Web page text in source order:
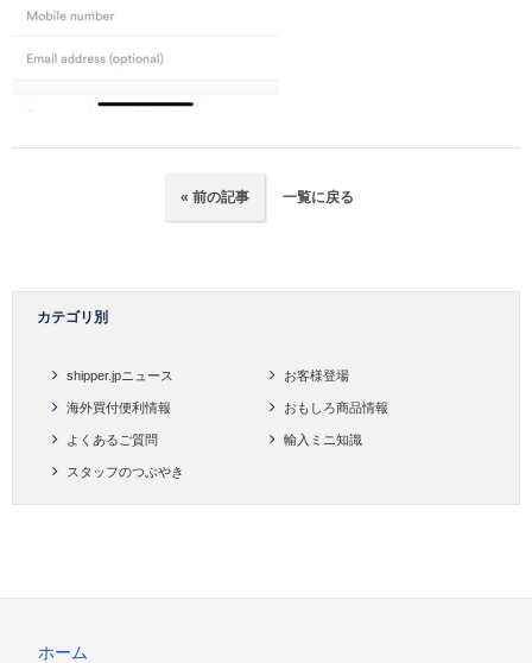
« 前の記事 一覧に戻る
カテゴリ別
shipper.jpニュース お客様登場
海外買付便利情報 おもしろ商品情報
よくあるご質問 輸入ミニ知識
スタッフのつぶやき
ホーム